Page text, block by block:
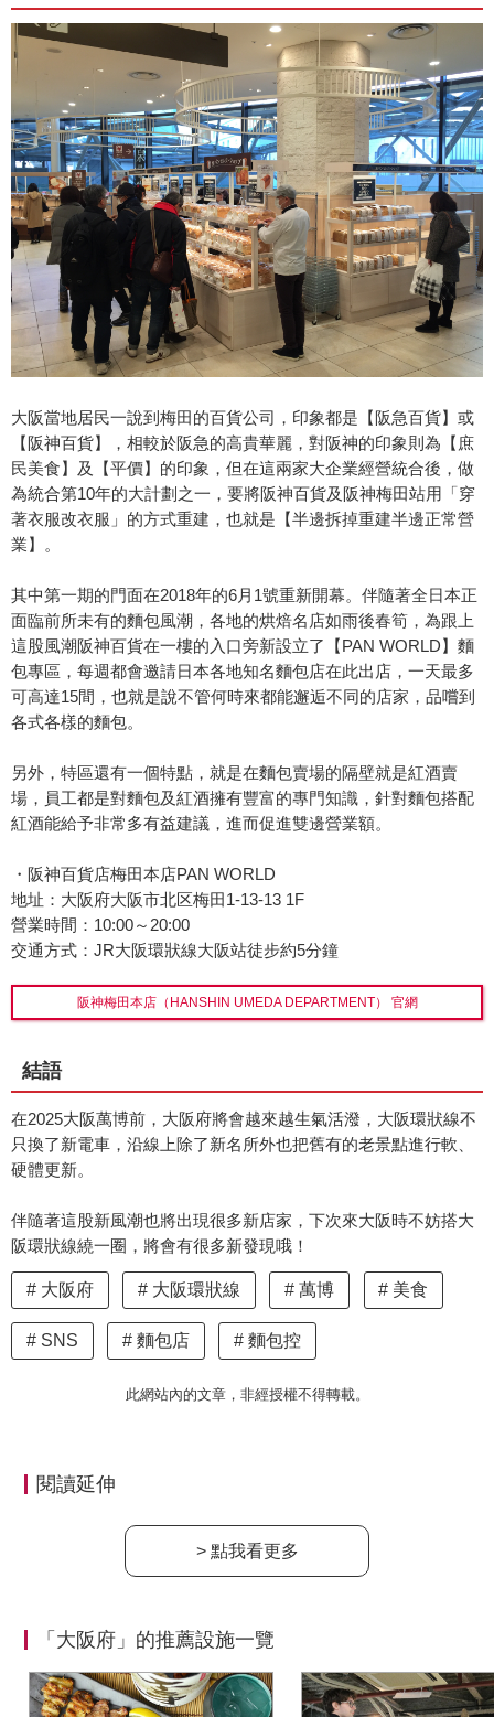
大阪當地居民一說到梅田的百貨公司，印象都是【阪急百貨】或
【阪神百貨】，相較於阪急的高貴華麗，對阪神的印象則為【庶
民美食】及【平價】的印象，但在這兩家大企業經營統合後，做
為統合第10年的大計劃之一，要將阪神百貨及阪神梅田站用「穿
著衣服改衣服」的方式重建，也就是【半邊拆掉重建半邊正常營
業】。
其中第一期的門面在2018年的6月1號重新開幕。伴隨著全日本正
面臨前所未有的麵包風潮，各地的烘焙名店如雨後春筍，為跟上
這股風潮阪神百貨在一樓的入口旁新設立了【PAN WORLD】麵
包專區，每週都會邀請日本各地知名麵包店在此出店，一天最多
可高達15間，也就是說不管何時來都能邂逅不同的店家，品嚐到
各式各樣的麵包。
另外，特區還有一個特點，就是在麵包賣場的隔壁就是紅酒賣
場，員工都是對麵包及紅酒擁有豐富的專門知識，針對麵包搭配
紅酒能給予非常多有益建議，進而促進雙邊營業額。
・阪神百貨店梅田本店PAN WORLD
地址：大阪府大阪市北区梅田1-13-13 1F
營業時間：10:00～20:00
交通方式：JR大阪環狀線大阪站徒步約5分鐘
阪神梅田本店（HANSHIN UMEDA DEPARTMENT） 官網
結語
在2025大阪萬博前，大阪府將會越來越生氣活潑，大阪環狀線不
只換了新電車，沿線上除了新名所外也把舊有的老景點進行軟、
硬體更新。
伴隨著這股新風潮也將出現很多新店家，下次來大阪時不妨搭大
阪環狀線繞一圈，將會有很多新發現哦！
大阪府 大阪環狀線 萬博 美食
SNS 麵包店 麵包控
此網站內的文章，非經授權不得轉載。
閱讀延伸
> 點我看更多
「大阪府」的推薦設施一覽